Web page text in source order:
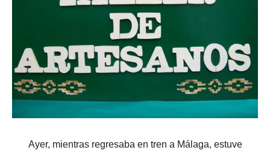
Ayer, mientras regresaba en tren a Málaga, estuve